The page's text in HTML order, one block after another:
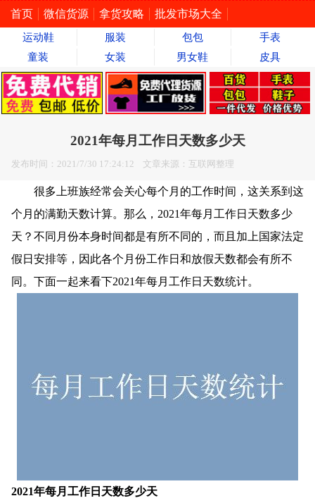
首页 微信货源 拿货攻略 批发市场大全
运动鞋 服装 包包
手表
童装
女装 男女鞋 皮具
2021年每月工作日天数多少天
发布时间：2021/7/30 17:24:12 文章来源：互联网整理
很多上班族经常会关心每个月的工作时间，这关系到这
个月的满勤天数计算。那么，2021年每月工作日天数多少
天？不同月份本身时间都是有所不同的，而且加上国家法定
假日安排等，因此各个月份工作日和放假天数都会有所不
同。下面一起来看下2021年每月工作日天数统计。
2021年每月工作日天数多少天